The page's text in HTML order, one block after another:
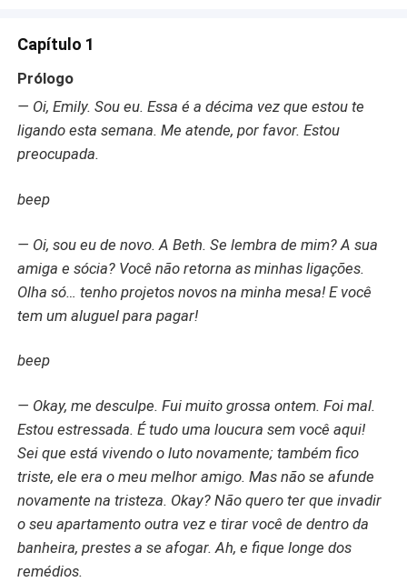
você a uma jornada inesquecível, onde as fronteiras entre
Capítulo 1
Prólogo
— Oi, Emily. Sou eu. Essa é a décima vez que estou te
ligando esta semana. Me atende, por favor. Estou
preocupada.
beep
— Oi, sou eu de novo. A Beth. Se lembra de mim? A sua
amiga e sócia? Você não retorna as minhas ligações.
Olha só… tenho projetos novos na minha mesa! E você
tem um aluguel para pagar!
beep
— Okay, me desculpe. Fui muito grossa ontem. Foi mal.
Estou estressada. É tudo uma loucura sem você aqui!
Sei que está vivendo o luto novamente; também fico
triste, ele era o meu melhor amigo. Mas não se afunde
novamente na tristeza. Okay? Não quero ter que invadir
o seu apartamento outra vez e tirar você de dentro da
banheira, prestes a se afogar. Ah, e fique longe dos
remédios.